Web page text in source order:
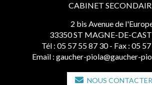
CABINET
2 bis Avenue de
33350 ST MAGNE-DE-
Tél : 05 57 55 87 30 - Fax : 05
Email : gaucher-piola@gaucher-
NOUS CONTACTER